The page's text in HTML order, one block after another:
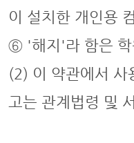
이 설치한 개인용
⑥ '해지'라 함은 학
(2) 이 약관에서
고는 관계법령 및